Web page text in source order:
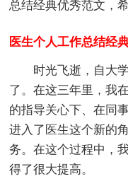
总结经典优秀范文，
医生个人工作总结经
时光飞逝，自大
了。在这三年里，我
的指导关心下、在同
进入了医生这个新的
务。在这个过程中，
得了很大提高。